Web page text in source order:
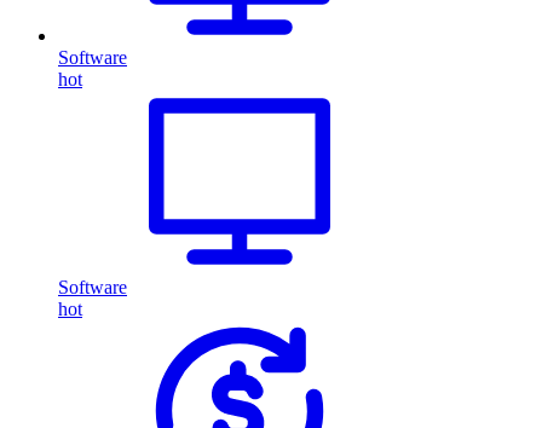
Software
hot
Software
hot